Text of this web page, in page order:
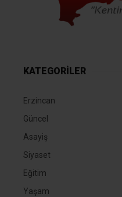
KATEGORİLER
Erzincan
Güncel
Asayiş
Siyaset
Eğitim
Yaşam